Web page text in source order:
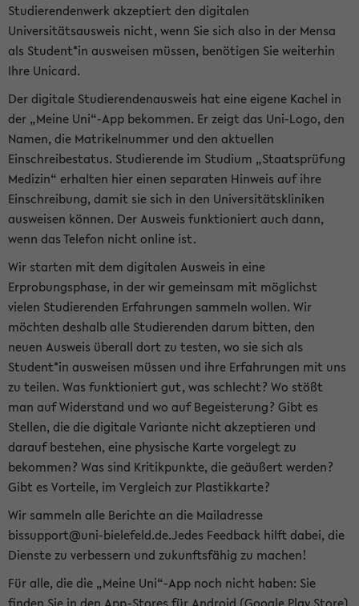
Studierendenwerk akzeptiert den digitalen
Universitätsausweis nicht, wenn Sie sich also in der Mensa
als Student*in ausweisen müssen, benötigen Sie weiterhin
Ihre Unicard.
Der digitale Studierendenausweis hat eine eigene Kachel in
der „Meine Uni“-App bekommen. Er zeigt das Uni-Logo, den
Namen, die Matrikelnummer und den aktuellen
Einschreibestatus. Studierende im Studium „Staatsprüfung
Medizin“ erhalten hier einen separaten Hinweis auf ihre
Einschreibung, damit sie sich in den Universitätskliniken
ausweisen können. Der Ausweis funktioniert auch dann,
wenn das Telefon nicht online ist.
Wir starten mit dem digitalen Ausweis in eine
Erprobungsphase, in der wir gemeinsam mit möglichst
vielen Studierenden Erfahrungen sammeln wollen. Wir
möchten deshalb alle Studierenden darum bitten, den
neuen Ausweis überall dort zu testen, wo sie sich als
Student*in ausweisen müssen und ihre Erfahrungen mit uns
zu teilen. Was funktioniert gut, was schlecht? Wo stößt
man auf Widerstand und wo auf Begeisterung? Gibt es
Stellen, die die digitale Variante nicht akzeptieren und
darauf bestehen, eine physische Karte vorgelegt zu
bekommen? Was sind Kritikpunkte, die geäußert werden?
Gibt es Vorteile, im Vergleich zur Plastikkarte?
Wir sammeln alle Berichte an die Mailadresse
bissupport@uni-bielefeld.de.Jedes Feedback hilft dabei, die
Dienste zu verbessern und zukunftsfähig zu machen!
Für alle, die die „Meine Uni“-App noch nicht haben: Sie